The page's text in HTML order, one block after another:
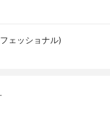
ェッショナル)